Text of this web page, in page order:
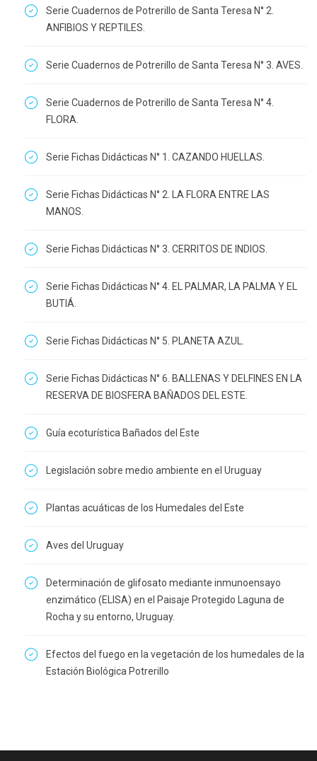
Serie Cuadernos de Potrerillo de Santa Teresa N° 2.
ANFIBIOS Y REPTILES.
Serie Cuadernos de Potrerillo de Santa Teresa N° 3. AVES.
Serie Cuadernos de Potrerillo de Santa Teresa N° 4.
FLORA.
Serie Fichas Didácticas N° 1. CAZANDO HUELLAS.
Serie Fichas Didácticas N° 2. LA FLORA ENTRE LAS
MANOS.
Serie Fichas Didácticas N° 3. CERRITOS DE INDIOS.
Serie Fichas Didácticas N° 4. EL PALMAR, LA PALMA Y EL
BUTIÁ.
Serie Fichas Didácticas N° 5. PLANETA AZUL.
Serie Fichas Didácticas N° 6. BALLENAS Y DELFINES EN LA
RESERVA DE BIOSFERA BAÑADOS DEL ESTE.
Guía ecoturística Bañados del Este
Legislación sobre medio ambiente en el Uruguay
Plantas acuáticas de los Humedales del Este
Aves del Uruguay
Determinación de glifosato mediante inmunoensayo
enzimático (ELISA) en el Paisaje Protegido Laguna de
Rocha y su entorno, Uruguay.
Efectos del fuego en la vegetación de los humedales de la
Estación Biológica Potrerillo